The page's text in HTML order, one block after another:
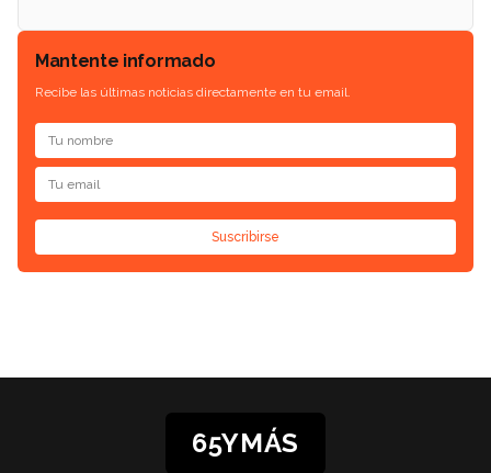
Mantente informado
Recibe las últimas noticias directamente en tu email.
Suscribirse
65YMÁS